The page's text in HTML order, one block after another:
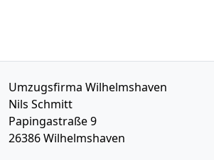
Umzugsfirma Wilhelmshaven
Nils Schmitt
Papingastraße 9
26386Wilhelmshaven